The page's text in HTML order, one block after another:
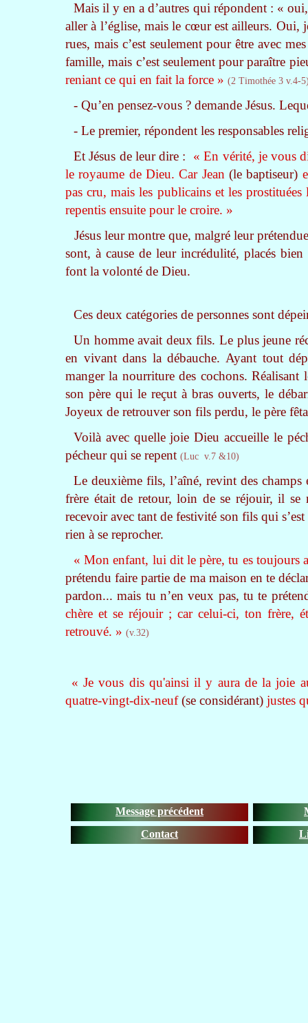
Mais il y en a d’autres qui répondent : «
aller à l’église, mais le cœur est ailleurs. Oui,
rues, mais c’est seulement pour être avec
famille, mais c’est seulement pour paraître
reniant ce qui en fait la force » (2 Timothée 3 v.4-
- Qu’en pensez-vous ? demande Jésus.
- Le premier, répondent les responsables
Et Jésus de leur dire : « En vérité, je vous
le royaume de Dieu. Car Jean (le baptiseur)
pas cru, mais les publicains et les
repentis ensuite pour le croire. »
Jésus leur montre que, malgré leur
sont, à cause de leur incrédulité, placés
font la volonté de Dieu.
Ces deux catégories de personnes sont
Un homme avait deux fils. Le plus jeune
en vivant dans la débauche. Ayant tout
manger la nourriture des cochons.
son père qui le reçut à bras ouverts, le
Joyeux de retrouver son fils perdu, le père
Voilà avec quelle joie Dieu accueille le
pécheur qui se repent (Luc v.7 &10)
Le deuxième fils, l’aîné, revint des
frère était de retour, loin de se réjouir, il se
recevoir avec tant de festivité son fils qui
rien à se reprocher.
« Mon enfant, lui dit le père, tu es toujours
prétendu faire partie de ma maison en te
pardon... mais tu n’en veux pas, tu te
chère et se réjouir ; car celui-ci, ton
retrouvé. » (v.32)
« Je vous dis qu'ainsi il y aura de la joie
quatre-vingt-dix-neuf(se considérant) justes
Message précédent
Contact